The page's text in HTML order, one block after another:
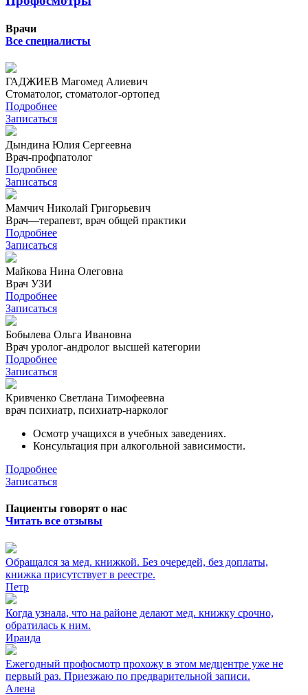
Врачи
Все специалисты
ГАДЖИЕВ Магомед Алиевич
Стоматолог, стоматолог-ортопед
Подробнее
Записаться
Дындина Юлия Сергеевна
Врач-профпатолог
Подробнее
Записаться
Мамчич Николай Григорьевич
Врач—терапевт, врач общей практики
Подробнее
Записаться
Майкова Нина Олеговна
Врач УЗИ
Подробнее
Записаться
Бобылева Ольга Ивановна
Врач уролог-андролог высшей категории
Подробнее
Записаться
Кривченко Светлана Тимофеевна
врач психиатр, психиатр-нарколог
Осмотр учащихся в учебных заведениях.
Консультация при алкогольной зависимости.
Подробнее
Записаться
Пациенты говорят о нас
Читать все отзывы
Обращался за мед. книжкой. Без очередей, без доплаты,
книжка присутствует в реестре.
Петр
Когда узнала, что на районе делают мед. книжку срочно,
обратилась к ним.
Ираида
Ежегодный профосмотр прохожу в этом медцентре уже не
первый раз. Приезжаю по предварительной записи.
Алена